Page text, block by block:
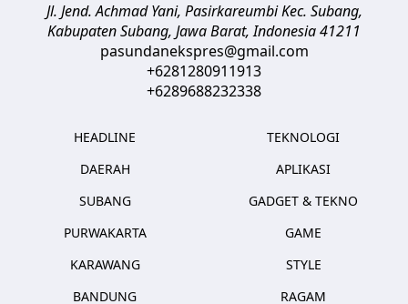
Jl. Jend. Achmad Yani, Pasirkareumbi Kec. Subang,
Kabupaten Subang, Jawa Barat,Indonesia41211
pasundanekspres@gmail.com
+6281280911913
+6289688232338
HEADLINE
DAERAH
SUBANG
PURWAKARTA
KARAWANG
BANDUNG
TEKNOLOGI
APLIKASI
GADGET & TEKNO
GAME
STYLE
RAGAM